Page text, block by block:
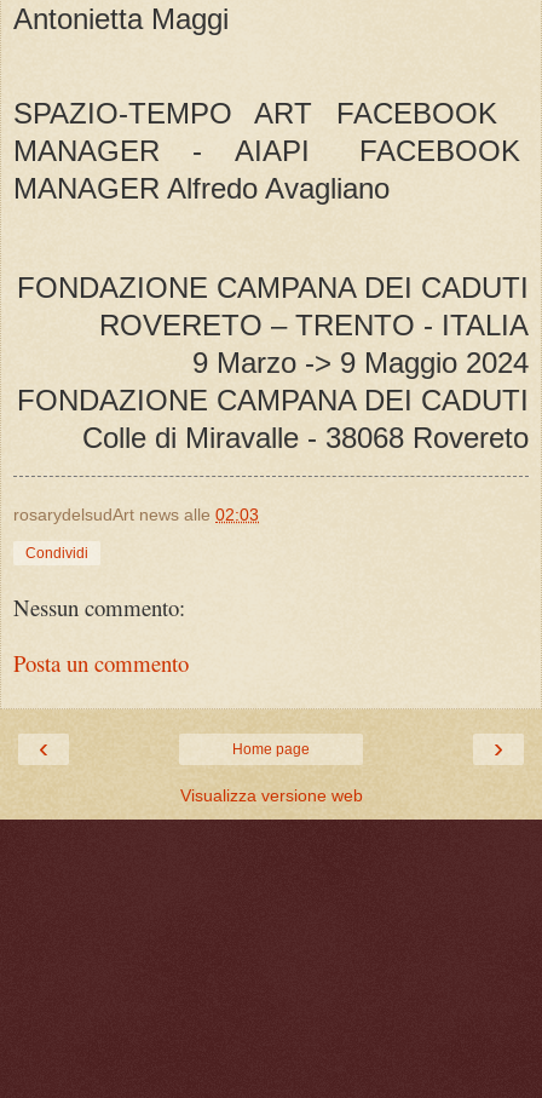
Antonietta Maggi
SPAZIO-TEMPO ART FACEBOOK
MANAGER - AIAPI FACEBOOK
MANAGER Alfredo Avagliano
FONDAZIONE CAMPANA DEI CADUTI
ROVERETO – TRENTO - ITALIA
9 Marzo -> 9 Maggio 2024
FONDAZIONE CAMPANA DEI CADUTI
Colle di Miravalle - 38068 Rovereto
rosarydelsudArt news alle 02:03
Condividi
Nessun commento:
Posta un commento
‹ ›
Home page
Visualizza versione web